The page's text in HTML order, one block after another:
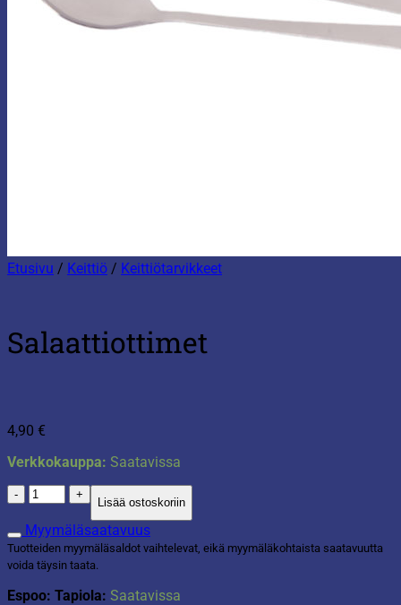
Etusivu / Keittiö / Keittiötarvikkeet
Salaattiottimet
4,90 €
Verkkokauppa: Saatavissa
Salaattiottimet
määrä
Lisää ostoskoriin
Myymäläsaatavuus
Tuotteiden myymäläsaldot vaihtelevat, eikä myymäläkohtaista saatavuutta
voida täysin taata.
Espoo: Tapiola: Saatavissa